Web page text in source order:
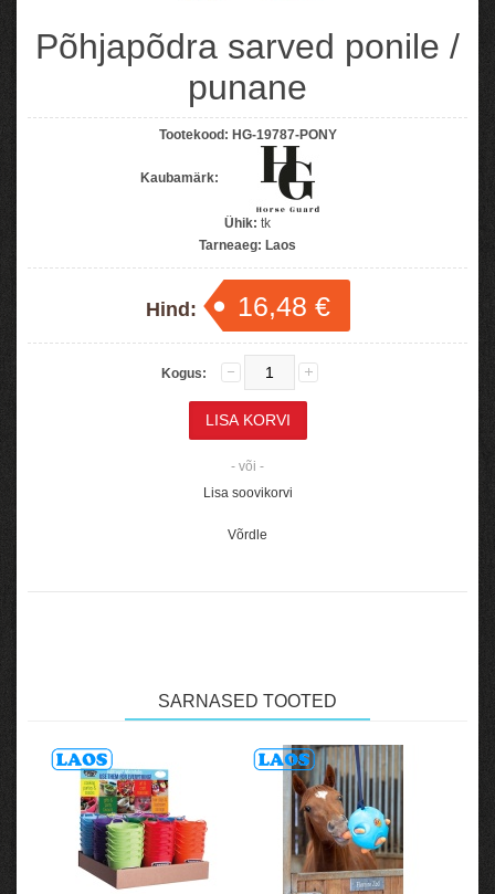
Põhjapõdra sarved ponile /
punane
Tootekood: HG-19787-PONY
Kaubamärk:
Ühik: tk
Tarneaeg: Laos
Hind: 16,48 €
Kogus:
- või -
Lisa soovikorvi
Võrdle
SARNASED TOOTED